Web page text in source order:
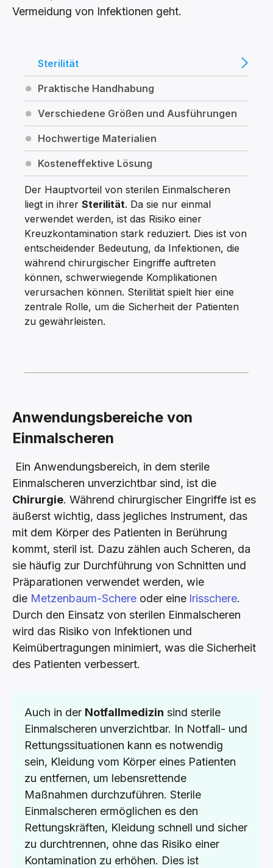
Vermeidung von Infektionen geht.
Der Hauptvorteil von sterilen Einmalscheren
liegt in ihrer Sterilität. Da sie nur einmal
verwendet werden, ist das Risiko einer
Kreuzkontamination stark reduziert. Dies ist von
entscheidender Bedeutung, da Infektionen, die
während chirurgischer Eingriffe auftreten
können, schwerwiegende Komplikationen
verursachen können. Sterilität spielt hier eine
zentrale Rolle, um die Sicherheit der Patienten
zu gewährleisten.
Sterilität
Praktische Handhabung
Verschiedene Größen und Ausführungen
Hochwertige Materialien
Kosteneffektive Lösung
Anwendungsbereiche von
Einmalscheren
Ein Anwendungsbereich, in dem sterile
Einmalscheren unverzichtbar sind, ist die
Chirurgie. Während chirurgischer Eingriffe ist es
äußerst wichtig, dass jegliches Instrument, das
mit dem Körper des Patienten in Berührung
kommt, steril ist. Dazu zählen auch Scheren, da
sie häufig zur Durchführung von Schnitten und
Präparationen verwendet werden, wie
die Metzenbaum-Schere oder eine Irisschere.
Durch den Einsatz von sterilen Einmalscheren
wird das Risiko von Infektionen und
Keimübertragungen minimiert, was die Sicherheit
des Patienten verbessert.
Auch in der Notfallmedizin sind sterile
Einmalscheren unverzichtbar. In Notfall- und
Rettungssituationen kann es notwendig
sein, Kleidung vom Körper eines Patienten
zu entfernen, um lebensrettende
Maßnahmen durchzuführen. Sterile
Einmalscheren ermöglichen es den
Rettungskräften, Kleidung schnell und sicher
zu durchtrennen, ohne das Risiko einer
Kontamination zu erhöhen. Dies ist